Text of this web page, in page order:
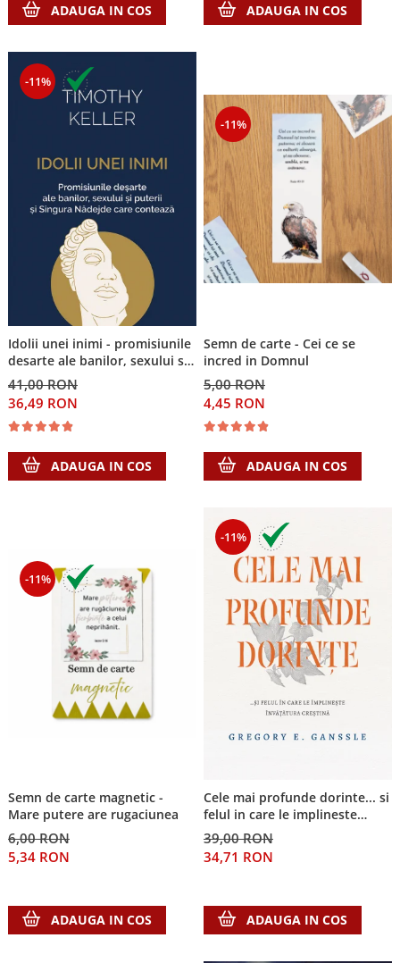
ADAUGA IN COS ADAUGA IN COS
-11%
Idolii unei inimi - promisiunile
desarte ale banilor, sexului si
puterii si Singura Nadejde care
conteaza
41,00 RON
36,49 RON
ADAUGA IN COS
-11%
Semn de carte - Cei ce se
incred in Domnul
5,00 RON
4,45 RON
ADAUGA IN COS
-11%
Semn de carte magnetic -
Mare putere are rugaciunea
6,00 RON
5,34 RON
ADAUGA IN COS
-11%
Cele mai profunde dorinte... si
felul in care le implineste
invatatura crestina
39,00 RON
34,71 RON
ADAUGA IN COS